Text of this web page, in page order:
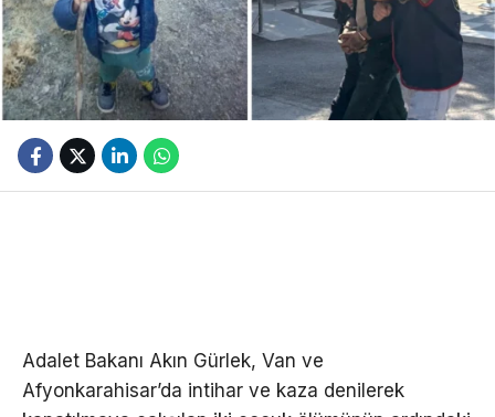
Adalet Bakanı Akın Gürlek, Van ve
Afyonkarahisar’da intihar ve kaza denilerek